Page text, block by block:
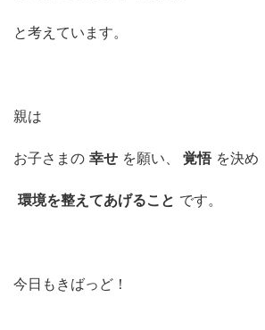
と考えています。
親は
お子さまの 幸せ を願い、 覚悟 を決め
環境を整えてあげること です。
今日もきばっど！